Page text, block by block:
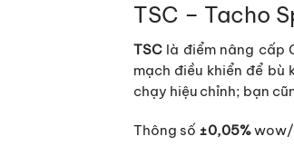
TSC – Tacho
TSC là điểm nâng cấp
mạch điều khiển để
chạy hiệu chỉnh; bạn
Thông số ±0,05%wow/